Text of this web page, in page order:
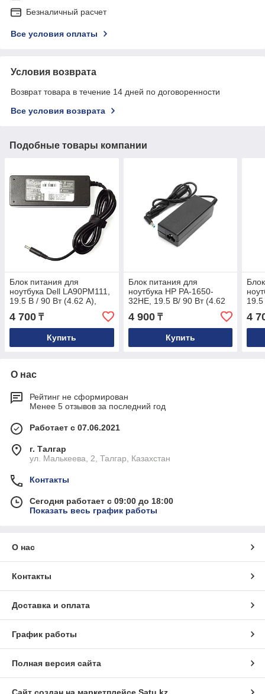
Безналичный расчет
Все условия оплаты
Условия возврата
Возврат товара в течение 14 дней по договоренности
Все условия возврата
Подобные товары компании
Блок питания для
ноутбука Dell LA90PM111,
19.5 В / 90 Вт (4.62 А),
4.5/3.0 мм
4 700 ₸
Купить
Блок питания для
ноутбука HP PA-1650-
32HE, 19.5 В/ 90 Вт (4.62
А), 4.5/3.0 мм
4 900₸
Купить
4
О нас
Рейтинг не сформирован
Менее 5 отзывов за последний год
Работает с 07.06.2021
г. Талгар
ул. Малькеева, 2, Талгар, Казахстан
Контакты
Сегодня работает с 09:00 до 18:00
Показать весь график работы
О нас
Контакты
Доставка и оплата
График работы
Полная версия сайта